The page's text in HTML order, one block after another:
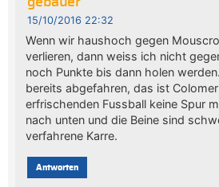
15/10/2016 22:32
Wenn wir haushoch gegen
verlieren, dann weiss ich nicht
noch Punkte bis dann holen
bereits abgefahren, das ist
erfrischenden Fussball keine Spur
nach unten und die Beine sind
verfahrene Karre.
Antworten